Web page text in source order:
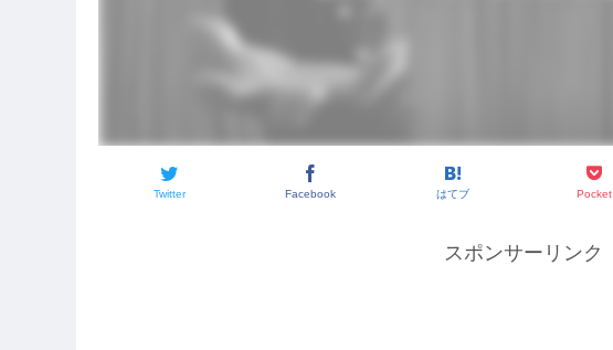
Twitter Facebook はてブ Pocket
スポンサーリンク